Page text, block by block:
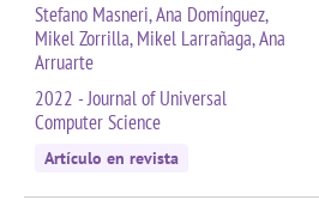
Stefano Masneri, Ana Domínguez,
Mikel Zorrilla, Mikel Larrañaga, Ana
Arruarte
2022 - Journal of Universal
Computer Science
Artículo en revista